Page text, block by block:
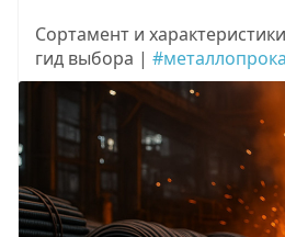
Сортамент и
гид выбора |